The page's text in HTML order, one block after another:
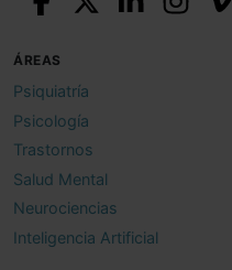
ÁREAS
Psiquiatría
Psicología
Trastornos
Salud Mental
Neurociencias
Inteligencia Artificial